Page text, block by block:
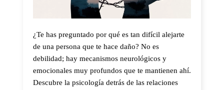
¿Te has preguntado por qué es tan difícil alejarte
de una persona que te hace daño? No es
debilidad; hay mecanismos neurológicos y
emocionales muy profundos que te mantienen ahí.
Descubre la psicología detrás de las relaciones